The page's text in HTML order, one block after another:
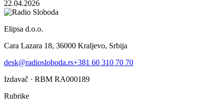
22.04.2026
Elipsa d.o.o.
Cara Lazara 18, 36000 Kraljevo, Srbija
desk@radiosloboda.rs+381 60 310 70 70
Izdavač · RBM RA000189
Rubrike